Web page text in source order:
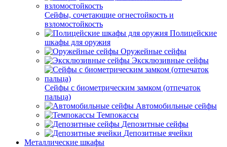
Сейфы, сочетающие огнестойкость и
взломостойкость
Полицейские
шкафы для оружия
Оружейные сейфы
Эксклюзивные сейфы
Сейфы с биометрическим замком (отпечаток
пальца)
Автомобильные сейфы
Темпокассы
Депозитные сейфы
Депозитные ячейки
Металлические шкафы